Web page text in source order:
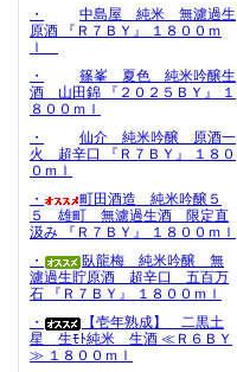
・
中島屋 純米 無濾過生
原酒 『Ｒ７ＢＹ』 １８００ｍ
ｌ
・
篠峯 夏色 純米吟醸生
酒 山田錦 『２０２５ＢＹ』 １
８００ｍｌ
・
仙介 純米吟醸 原酒一
火 超辛口 『Ｒ７ＢＹ』 １８０
０ｍｌ
・
町田酒造 純米吟醸５
５ 雄町 無濾過生酒 限定直
汲み 『Ｒ７ＢＹ』 １８００ｍｌ
・
臥龍梅 純米吟醸 無
濾過生貯原酒 超辛口 五百万
石 『Ｒ７ＢＹ』 １８００ｍｌ
・
【壱年熟成】 二黒土
星 生ﾓﾄ純米 生酒 ≪Ｒ６ＢＹ
≫ １８００ｍｌ